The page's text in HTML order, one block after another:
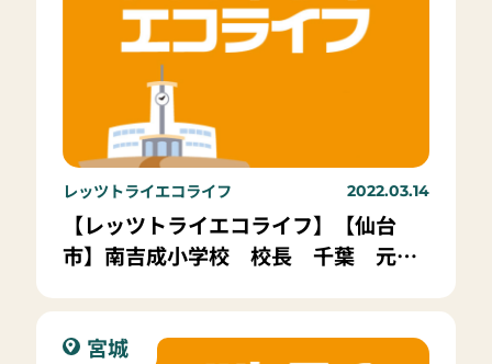
レッツトライエコライフ 2022.03.14
【レッツトライエコライフ】【仙台
市】南吉成小学校 校長 千葉 元春
宮城